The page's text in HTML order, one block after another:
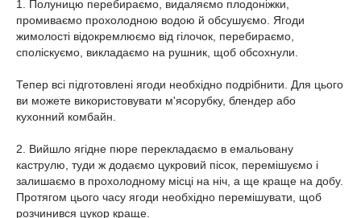
1. Полуницю перебираємо, видаляємо плодоніжки,
промиваємо прохолодною водою й обсушуємо. Ягоди
жимолості відокремлюємо від гілочок, перебираємо,
споліскуємо, викладаємо на рушник, щоб обсохнули.
Тепер всі підготовлені ягоди необхідно подрібнити. Для цього
ви можете використовувати м'ясорубку, блендер або
кухонний комбайн.
2. Вийшло ягідне пюре перекладаємо в емальовану
каструлю, туди ж додаємо цукровий пісок, перемішуємо і
залишаємо в прохолодному місці на ніч, а ще краще на добу.
Протягом цього часу ягоди необхідно перемішувати, щоб
розчинився цукор краще.